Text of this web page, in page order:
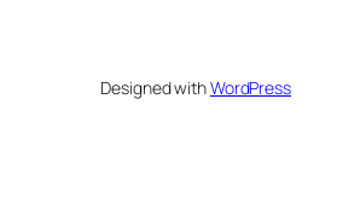
Designed withWordPress